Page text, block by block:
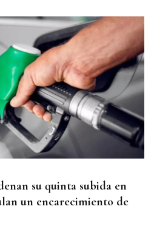
su quinta subida en
un encarecimiento de